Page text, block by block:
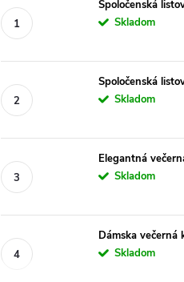
Spoločenská
Skladom
Spoločenská
Skladom
Elegantná
Skladom
Dámska
Skladom